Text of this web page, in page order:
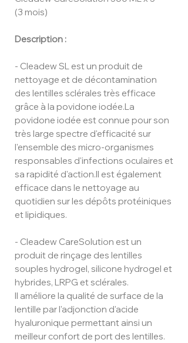
(3 mois)
Description :
- Cleadew SL est un produit de
nettoyage et de décontamination
des lentilles sclérales très efficace
grâce à la povidone iodée.La
povidone iodée est connue pour son
très large spectre d'efficacité sur
l'ensemble des micro-organismes
responsables d'infections oculaires et
sa rapidité d'action.Il est également
efficace dans le nettoyage au
quotidien sur les dépôts protéiniques
et lipidiques.
- Cleadew CareSolution est un
produit de rinçage des lentilles
souples hydrogel, silicone hydrogel et
hybrides, LRPG et sclérales.
Il améliore la qualité de surface de la
lentille par l'adjonction d'acide
hyaluronique permettant ainsi un
meilleur confort de port des lentilles.